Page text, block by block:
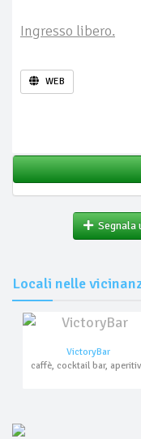
Ingresso libero.
WEB
Segnala
Locali nelle
VictoryBar
caffè, cocktail bar,